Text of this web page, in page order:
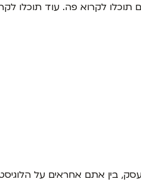
תוכלו לקרוא פה. עוד תוכלו
בין אתם אחראים על